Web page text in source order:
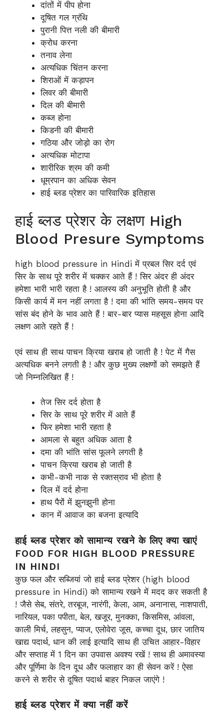
दांतों में पीप होना
दूषित गल ग्रंथि
पुरानी पित्त नली की बीमारी
क्रोध करना
तनाव लेना
अत्यधिक चिंतन करना
शिराओं में कड़ापन
लिवर की बीमारी
दिल की बीमारी
कब्ज होना
किडनी की बीमारी
गठिया और जोड़ो का रोग
अत्यधिक मोटापा
शारीरिक श्रम की कमी
धूम्रपान का अधिक सेवन
हाई ब्लड प्रेशर का पारिवारिक इतिहास
हाई ब्लड प्रेशर के लक्षण High
Blood Presure Symptoms
high blood pressure in Hindi में प्रबल सिर दर्द एवं
सिर के साथ पूरे शरीर में चक्कर आते हैं ! सिर अंदर ही अंदर
हमेशा भारी भारी रहता है ! आलस्य की अनुभूति होती है और
किसी कार्य में मन नहीं लगता है ! दमा की भांति समय-समय पर
सांस बंद होने के भाव आते हैं ! बार-बार प्यास महसूस होना आदि
लक्षण आते रहते हैं !
एवं साथ ही साथ पाचन क्रिया खराब हो जाती है ! पेट में गैस
अत्यधिक बनने लगती है ! और कुछ मुख्य लक्षणों को समझते हैं
जो निम्नलिखित हैं !
तेज सिर दर्द होता है
सिर के साथ पूरे शरीर में आते हैं
फिर हमेशा भारी रहता है
आमला से बहुत अधिक आता है
दमा की भांति सांस फूलने लगती है
पाचन क्रिया खराब हो जाती है
कभी-कभी नाक से रक्तस्राव भी होता है
दिल में दर्द होना
हाथ पैरों में झुनझुनी होना
कान में आवाज का बजना इत्यादि
हाई ब्लड प्रेशर को सामान्य रखने के लिए क्या खाएं
FOOD FOR HIGH BLOOD PRESSURE
IN HINDI
कुछ फल और सब्जियां जो हाई ब्लड प्रेशर (high blood
pressure in Hindi) को सामान्य रखने में मदद कर सकती है
! जैसे सेब, संतरे, तरबूज, नारंगी, केला, आम, अनानास, नाशपाती,
नारियल, पका पपीता, बेल, खजूर, मुनक्का, किसमिस, आंवला,
काली मिर्च, लहसुन, प्याज, एलोवेरा जूस, कच्चा दूध, छार जातिय
खाद्य पदार्थ, धान की लाई इत्यादि साथ ही उचित आहार-विहार
और सप्ताह में 1 दिन का उपवास अवश्य रखें ! साथ ही अमावस्या
और पूर्णिमा के दिन दूध और फलाहार का ही सेवन करें ! ऐसा
करने से शरीर से दूषित पदार्थ बाहर निकल जाएंगे !
हाई ब्लड प्रेशर में क्या नहीं करें